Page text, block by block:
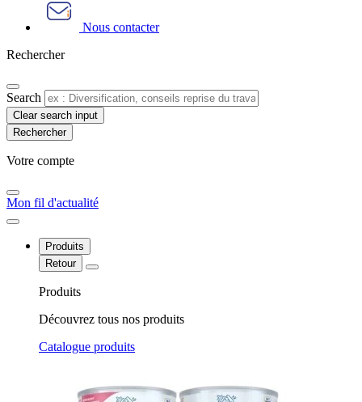
Nous contacter
Rechercher
Search
Clear search input
Votre compte​
Mon fil d'actualité
Produits
Retour
Produits
Découvrez tous nos produits
Catalogue produits